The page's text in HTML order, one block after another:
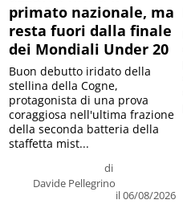
primato nazionale, ma
resta fuori dalla finale
dei Mondiali Under 20
di
Davide Pellegrino
il 06/08/2026
Buon debutto iridato della
stellina della Cogne,
protagonista di una prova
coraggiosa nell'ultima frazione
della seconda batteria della
staffetta mist...